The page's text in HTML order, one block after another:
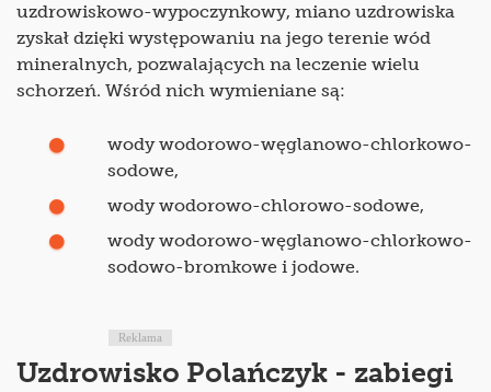
uzdrowiskowo-wypoczynkowy, miano uzdrowiska
zyskał dzięki występowaniu na jego terenie wód
mineralnych, pozwalających na leczenie wielu
schorzeń. Wśród nich wymieniane są:
wody wodorowo-węglanowo-chlorkowo-
sodowe,
wody wodorowo-chlorowo-sodowe,
wody wodorowo-węglanowo-chlorkowo-
sodowo-bromkowe i jodowe.
Reklama
Uzdrowisko Polańczyk - zabiegi